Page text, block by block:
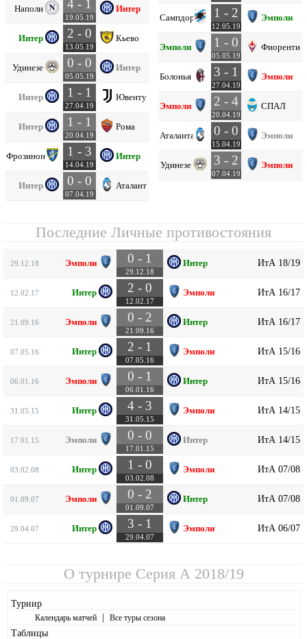
Наполи 4 - 1
19.05.19
Интер
Интер 2 - 0
13.05.19
Кьево
Удинезе 0 - 0
05.05.19
Интер
Интер 1 - 1
27.04.19
Ювентус
Интер 1 - 1
20.04.19
Рома
Фрозиноне 1 - 3
14.04.19
Интер
Интер 0 - 0
07.04.19
Аталанта
Сампдория 1 - 2
12.05.19
Эмполи
Эмполи 1 - 0
05.05.19
Болонья 3 - 1
27.04.19
Эмполи
Эмполи 2 - 4
20.04.19
СПАЛ
Аталанта 0 - 0
15.04.19
Эмполи
Удинезе 3 - 2
07.04.19
Эмполи
Последние Личные противостояния
29.12.18 Эмполи 0 - 1
29.12.18
Интер ИтА 18/19
12.02.17 Интер 2 - 0
12.02.17
Эмполи ИтА 16/17
21.09.16 Эмполи 0 - 2
21.09.16
Интер ИтА 16/17
07.05.16 Интер 2 - 1
07.05.16
Эмполи ИтА 15/16
06.01.16 Эмполи 0 - 1
06.01.16
Интер ИтА 15/16
31.05.15 Интер 4 - 3
31.05.15
Эмполи ИтА 14/15
17.01.15 Эмполи 0 - 0
17.01.15
Интер ИтА 14/15
03.02.08 Интер 1 - 0
03.02.08
Эмполи ИтА 07/08
01.09.07 Эмполи 0 - 2
01.09.07
Интер ИтА 07/08
29.04.07 Интер 3 - 1
29.04.07
Эмполи ИтА 06/07
О турнире Серия А 2018/19
Турнир
Календарь матчей | Все туры сезона
Таблицы